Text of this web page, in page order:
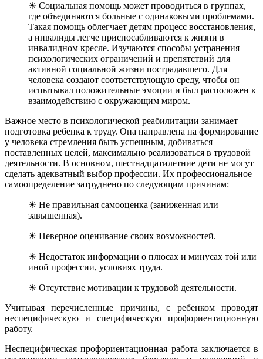
☀ Социальная помощь может проводиться в группах,
где объединяются больные с одинаковыми проблемами.
Такая помощь облегчает детям процесс восстановления,
а инвалиды легче приспосабливаются к жизни в
инвалидном кресле. Изучаются способы устранения
психологических ограничений и препятствий для
активной социальной жизни пострадавшего. Для
человека создают соответствующую среду, чтобы он
испытывал положительные эмоции и был расположен к
взаимодействию с окружающим миром.
Важное место в психологической реабилитации занимает
подготовка ребенка к труду. Она направлена на формирование
у человека стремления быть успешным, добиваться
поставленных целей, максимально реализоваться в трудовой
деятельности. В основном, шестнадцатилетние дети не могут
сделать адекватный выбор профессии. Их профессиональное
самоопределение затруднено по следующим причинам:
☀ Не правильная самооценка (заниженная или
завышенная).
☀ Неверное оценивание своих возможностей.
☀ Недостаток информации о плюсах и минусах той или
иной профессии, условиях труда.
☀ Отсутствие мотивации к трудовой деятельности.
Учитывая перечисленные причины, с ребенком проводят
неспецифическую и специфическую профориентационную
работу.
Неспецифическая профориентационная работа заключается в